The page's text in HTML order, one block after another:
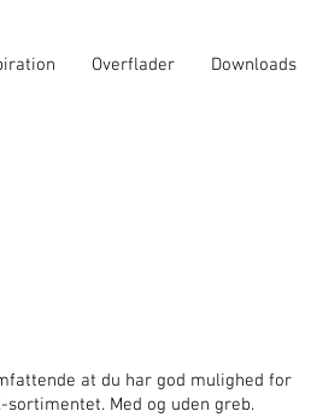
Overflader Downloads
at du har god mulighed for
Med og uden greb.